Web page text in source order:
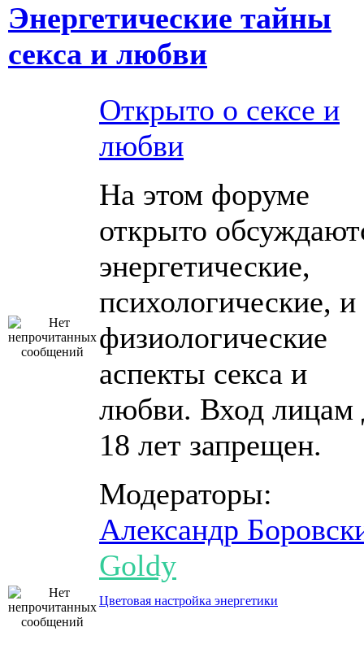
Энергетические тайны
секса и любви
Открыто о сексе и
любви
На этом форуме
открыто
энергетические,
психологические, и
физиологические
аспекты секса и
любви. Вход лицам
18 лет запрещен.
Модераторы:
Александр
Goldy
Цветовая настройка энергетики